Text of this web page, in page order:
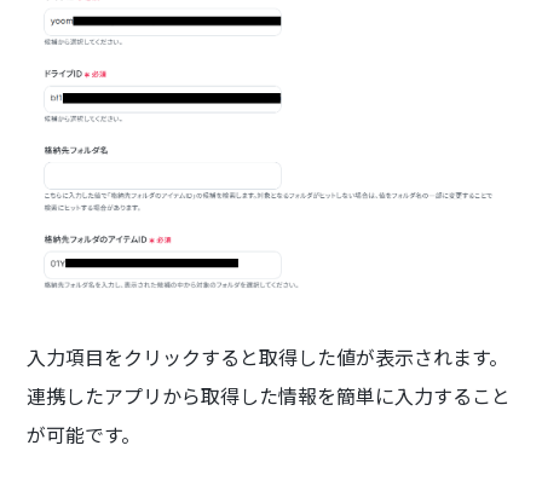
入力項目をクリックすると取得した値が表示されます。
連携したアプリから取得した情報を簡単に入力すること
が可能です。